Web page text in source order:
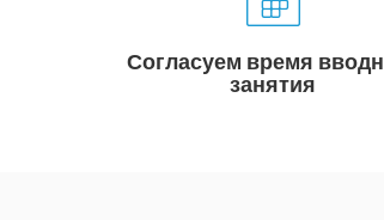
Согласуем время
занятия